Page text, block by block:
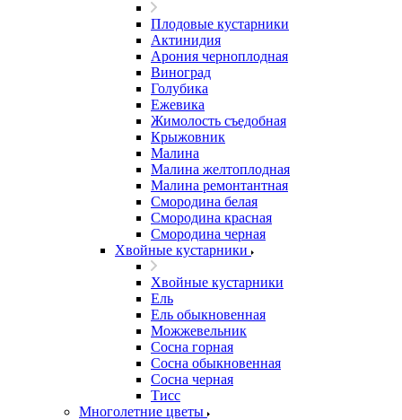
Плодовые кустарники
Актинидия
Арония черноплодная
Виноград
Голубика
Ежевика
Жимолость съедобная
Крыжовник
Малина
Малина желтоплодная
Малина ремонтантная
Смородина белая
Смородина красная
Смородина черная
Хвойные кустарники
Хвойные кустарники
Ель
Ель обыкновенная
Можжевельник
Сосна горная
Сосна обыкновенная
Сосна черная
Тисс
Многолетние цветы